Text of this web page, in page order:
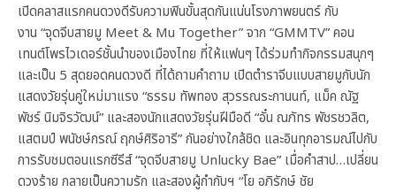
เปิดคลาสแรกคนดวงดีรับความฟินขั้นสุดกันแน่นโรงภาพยนตร์ กับ
งาน “จุดจีบสายมู Meet & Mu Together” จาก “GMMTV” คอน
เทนต์โพรไวเดอร์ชั้นนำของเมืองไทย ที่ให้แฟนๆ ได้ร่วมทำกิจกรรมสนุกๆ
และเป็น 5 สุดยอดคนดวงดี ที่ได้ถามคำถาม เปิดตำราจีบแบบสายมูกับนัก
แสดงวัยรุ่นคู่ใหม่มาแรง “ธรรม ทัพทอง สุวรรณระกานนท์, แม็ค ณัฐ
พัชร์ นิมจิรวัฒน์” และสองนักแสดงวัยรุ่นฝีมือดี “อั๋น ณภัทร พัชรชวลิต,
แสตมป์ พนัชษ์กรณ์ ฤกษ์ศิริอารี” กันอย่างใกล้ชิด และอินทุกอารมณ์ไปกับ
การรับชมตอนแรกซีรีส์ “จุดจีบสายมู Unlucky Bae” เมื่อคำสาป…เปลี่ยน
ดวงร้าย กลายเป็นความรัก และสองผู้กำกับฯ “โย อภิรักษ์ ชัย